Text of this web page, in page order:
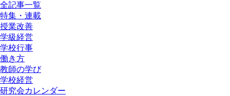
全記事一覧
特集・連載
授業改善
学級経営
学校行事
働き方
教師の学び
学校経営
研究会カレンダー